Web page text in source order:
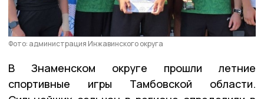
Фото: администрация Инжавинского округа
В Знаменском округе прошли летние
спортивные игры Тамбовской области.